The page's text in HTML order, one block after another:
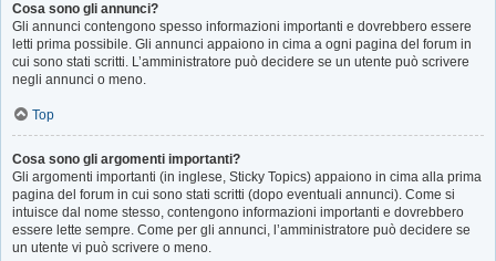
Cosa sono gli annunci?
Gli annunci contengono spesso informazioni importanti e dovrebbero essere
letti prima possibile. Gli annunci appaiono in cima a ogni pagina del forum in
cui sono stati scritti. L’amministratore può decidere se un utente può scrivere
negli annunci o meno.
Top
Cosa sono gli argomenti importanti?
Gli argomenti importanti (in inglese, Sticky Topics) appaiono in cima alla prima
pagina del forum in cui sono stati scritti (dopo eventuali annunci). Come si
intuisce dal nome stesso, contengono informazioni importanti e dovrebbero
essere lette sempre. Come per gli annunci, l’amministratore può decidere se
un utente vi può scrivere o meno.